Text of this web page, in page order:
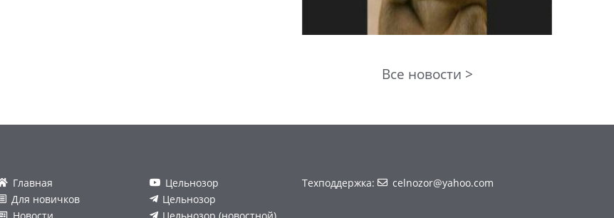
Все новости >
Главная
Для новичков
Цельнозор
Цельнозор
Техподдержка: celnozor@yahoo.com